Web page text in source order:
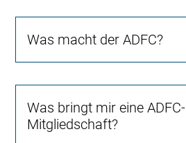
Was macht der ADFC?
Was bringt mir eine ADFC-
Mitgliedschaft?